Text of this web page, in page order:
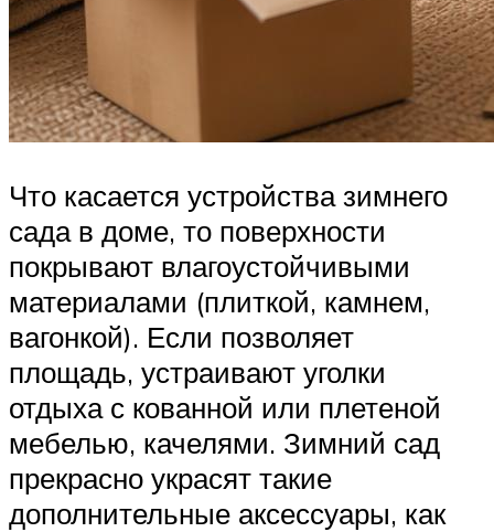
Что касается устройства зимнего
сада в доме, то поверхности
покрывают влагоустойчивыми
материалами (плиткой, камнем,
вагонкой). Если позволяет
площадь, устраивают уголки
отдыха с кованной или плетеной
мебелью, качелями. Зимний сад
прекрасно украсят такие
дополнительные аксессуары, как